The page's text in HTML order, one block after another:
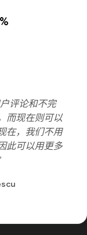
评论和不完
而现在则可以
在，我们不用
此可以用更多